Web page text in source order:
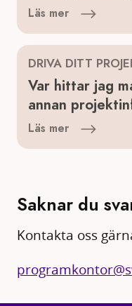
Läs mer
DRIVA DITT
Var hittar jag
annan
Läs mer
Saknar du
Kontakta oss